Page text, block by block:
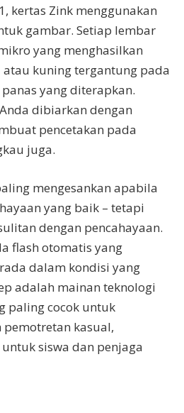
kertas Zink menggunakan
gambar. Setiap lembar
yang menghasilkan
atau kuning tergantung pada
yang diterapkan.
dibiarkan dengan
pencetakan pada
juga.
mengesankan apabila
yang baik – tetapi
dengan pencahayaan.
flash otomatis yang
dalam kondisi yang
adalah mainan teknologi
paling cocok untuk
kasual,
siswa dan penjaga